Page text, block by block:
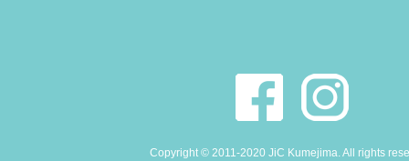
Copyright © 2011-2020 JiC Kumejima. All rights